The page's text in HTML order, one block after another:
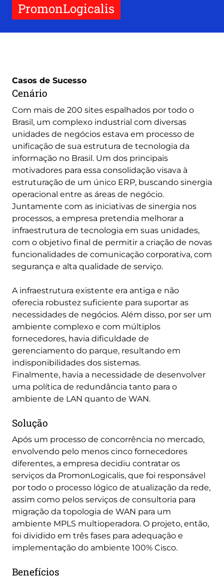
PromonLogicalis
Casos de Sucesso
Cenário
Com mais de 200 sites espalhados por todo o
Brasil, um complexo industrial com diversas
unidades de negócios estava em processo de
unificação de sua estrutura de tecnologia da
informação no Brasil. Um dos principais
motivadores para essa consolidação visava à
estruturação de um único ERP, buscando sinergia
operacional entre as áreas de negócio.
Juntamente com as iniciativas de sinergia nos
processos, a empresa pretendia melhorar a
infraestrutura de tecnologia em suas unidades,
com o objetivo final de permitir a criação de novas
funcionalidades de comunicação corporativa, com
segurança e alta qualidade de serviço.
A infraestrutura existente era antiga e não
oferecia robustez suficiente para suportar as
necessidades de negócios. Além disso, por ser um
ambiente complexo e com múltiplos
fornecedores, havia dificuldade de
gerenciamento do parque, resultando em
indisponibilidades dos sistemas.
Finalmente, havia a necessidade de desenvolver
uma política de redundância tanto para o
ambiente de LAN quanto de WAN.
Solução
Após um processo de concorrência no mercado,
envolvendo pelo menos cinco fornecedores
diferentes, a empresa decidiu contratar os
serviços da PromonLogicalis, que foi responsável
por todo o processo lógico de atualização da rede,
assim como pelos serviços de consultoria para
migração da topologia de WAN para um
ambiente MPLS multioperadora. O projeto, então,
foi dividido em três fases para adequação e
implementação do ambiente 100% Cisco.
Benefícios